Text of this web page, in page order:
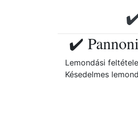
✔️
Lemondási
Késedelmes